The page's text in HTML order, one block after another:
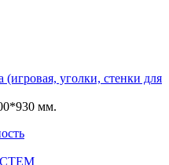
(игровая, уголки, стенки для
мм.
СТЕМ